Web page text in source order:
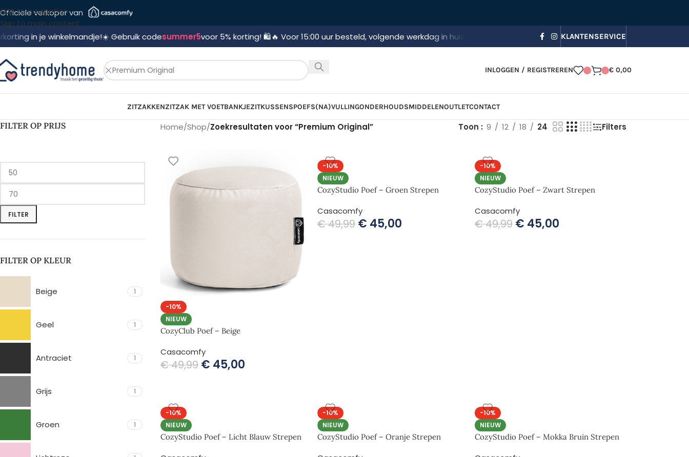
Skip to navigation
Skip to main content
Officiële verkoper van
winkelmandje!☀️ Gebruik codesummer5voor 5% korting! 🛍️ 🔥 Voor 15:00 uur besteld, volgende werkdag in huis!🚛 Gratis bezorging, Zomerkorting in je winkelmandje!
KLANTENSERVICE
INLOGGEN / REGISTREREN € 0,00
ZITZAKKENZITZAK MET VOETBANKJEZITKUSSENSPOEFS(NA)VULLINGONDERHOUDSMIDDELENOUTLETCONTACT
FILTER OP PRIJS
FILTER
FILTER OP KLEUR
Beige 1
Geel 1
Antraciet 1
Grijs 1
Groen 1
Home/Shop/Zoekresultaten voor “Premium Original” Toon 9 12 18 24 Filters
-10%
NIEUW
CozyClub Poef – Beige
Casacomfy
€49,99 € 45,00
-10%
NIEUW
CozyStudio Poef – Groen Strepen
Casacomfy
€49,99 € 45,00
-10%
NIEUW
CozyStudio Poef – Zwart Strepen
Casacomfy
€49,99 € 45,00
-10%
NIEUW
CozyStudio Poef – Licht Blauw Strepen
-10%
NIEUW
CozyStudio Poef – Oranje Strepen
-10%
NIEUW
CozyStudio Poef – Mokka Bruin Strepen